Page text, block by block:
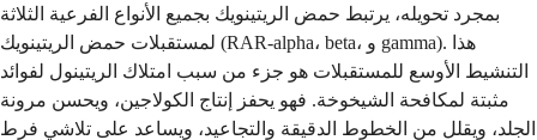
بمجرد تحويله، يرتبط حمض الريتينويك بجميع الأنواع الفرعية الثلاثة
لمستقبلات حمض الريتينويك (RAR-alpha، beta، و gamma). هذا
التنشيط الأوسع للمستقبلات هو جزء من سبب امتلاك الريتينول لفوائد
مثبتة لمكافحة الشيخوخة. فهو يحفز إنتاج الكولاجين، ويحسن مرونة
الجلد، ويقلل من الخطوط الدقيقة والتجاعيد، ويساعد على تلاشي فرط